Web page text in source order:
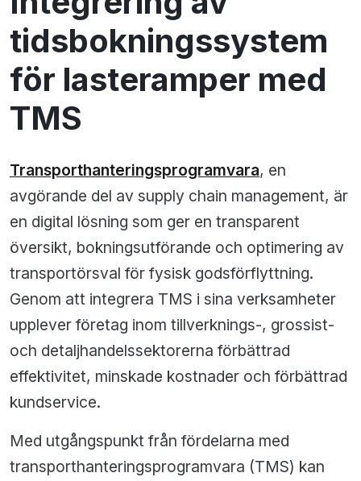
tidsbokningssystem
för lasteramper med
TMS
Transporthanteringsprogramvara, en
avgörande del av supply chain management, är
en digital lösning som ger en transparent
översikt, bokningsutförande och optimering av
transportörsval för fysisk godsförflyttning.
Genom att integrera TMS i sina verksamheter
upplever företag inom tillverknings-, grossist-
och detaljhandelssektorerna förbättrad
effektivitet, minskade kostnader och förbättrad
kundservice.
Med utgångspunkt från fördelarna med
transporthanteringsprogramvara (TMS) kan